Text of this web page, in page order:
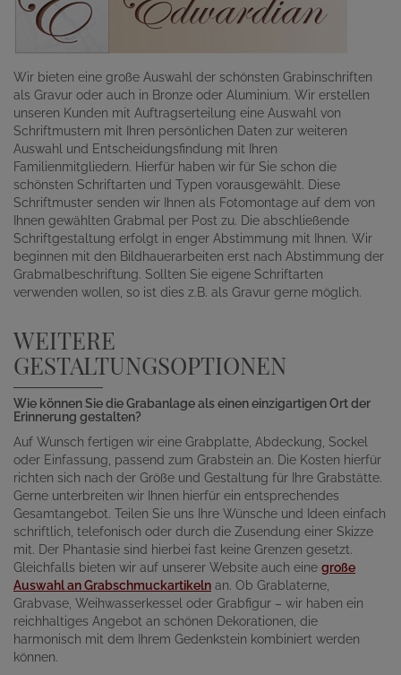
Wir bieten eine große Auswahl der schönsten Grabinschriften
als Gravur oder auch in Bronze oder Aluminium. Wir erstellen
unseren Kunden mit Auftragserteilung eine Auswahl von
Schriftmustern mit Ihren persönlichen Daten zur weiteren
Auswahl und Entscheidungsfindung mit Ihren
Familienmitgliedern. Hierfür haben wir für Sie schon die
schönsten Schriftarten und Typen vorausgewählt. Diese
Schriftmuster senden wir Ihnen als Fotomontage auf dem von
Ihnen gewählten Grabmal per Post zu. Die abschließende
Schriftgestaltung erfolgt in enger Abstimmung mit Ihnen. Wir
beginnen mit den Bildhauerarbeiten erst nach Abstimmung der
Grabmalbeschriftung. Sollten Sie eigene Schriftarten
verwenden wollen, so ist dies z.B. als Gravur gerne möglich.
WEITERE
GESTALTUNGSOPTIONEN
Wie können Sie die Grabanlage als einen einzigartigen Ort der
Erinnerung gestalten?
Auf Wunsch fertigen wir eine Grabplatte, Abdeckung, Sockel
oder Einfassung, passend zum Grabstein an. Die Kosten hierfür
richten sich nach der Größe und Gestaltung für Ihre Grabstätte.
Gerne unterbreiten wir Ihnen hierfür ein entsprechendes
Gesamtangebot. Teilen Sie uns Ihre Wünsche und Ideen einfach
schriftlich, telefonisch oder durch die Zusendung einer Skizze
mit. Der Phantasie sind hierbei fast keine Grenzen gesetzt.
Gleichfalls bieten wir auf unserer Website auch eine große
Auswahl an Grabschmuckartikeln an. Ob Grablaterne,
Grabvase, Weihwasserkessel oder Grabfigur – wir haben ein
reichhaltiges Angebot an schönen Dekorationen, die
harmonisch mit dem Ihrem Gedenkstein kombiniert werden
können.